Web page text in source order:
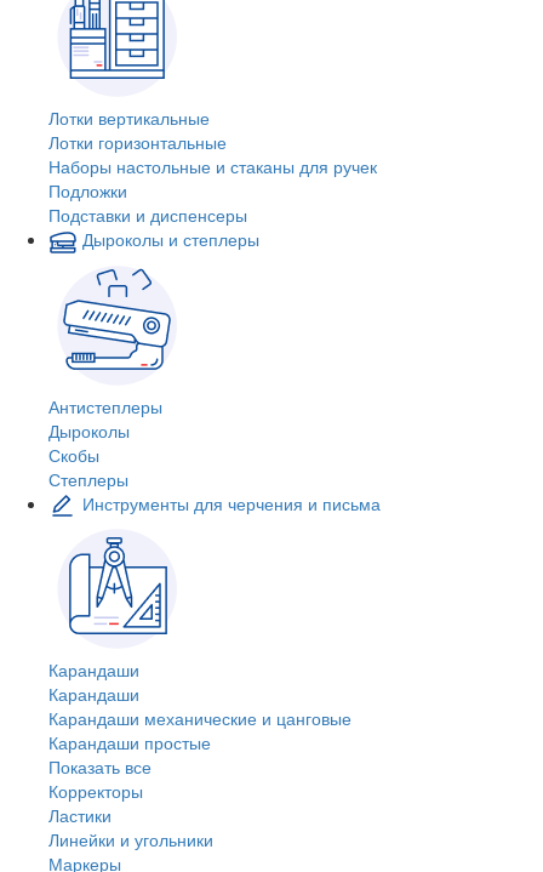
Лотки вертикальные
Лотки горизонтальные
Наборы настольные и стаканы для ручек
Подложки
Подставки и диспенсеры
Дыроколы и степлеры
Антистеплеры
Дыроколы
Скобы
Степлеры
Инструменты для черчения и письма
Карандаши
Карандаши
Карандаши механические и цанговые
Карандаши простые
Показать все
Корректоры
Ластики
Линейки и угольники
Маркеры